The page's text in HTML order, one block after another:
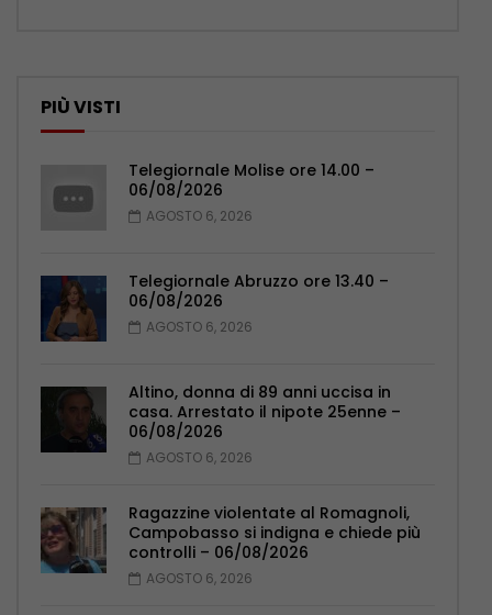
PIÙ VISTI
Telegiornale Molise ore 14.00 –
06/08/2026
AGOSTO 6, 2026
Telegiornale Abruzzo ore 13.40 –
06/08/2026
AGOSTO 6, 2026
Altino, donna di 89 anni uccisa in
casa. Arrestato il nipote 25enne –
06/08/2026
AGOSTO 6, 2026
Ragazzine violentate al Romagnoli,
Campobasso si indigna e chiede più
controlli – 06/08/2026
AGOSTO 6, 2026